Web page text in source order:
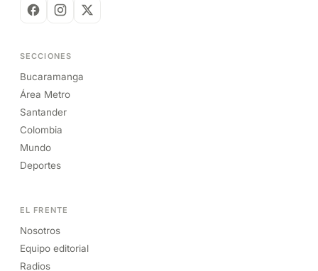
SECCIONES
Bucaramanga
Área Metro
Santander
Colombia
Mundo
Deportes
EL FRENTE
Nosotros
Equipo editorial
Radios